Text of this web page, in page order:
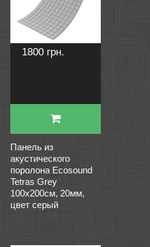
1800 грн.
Панель из
акустического
поролона Ecosound
Tetras Grey
100x200см, 20мм,
цвет серый